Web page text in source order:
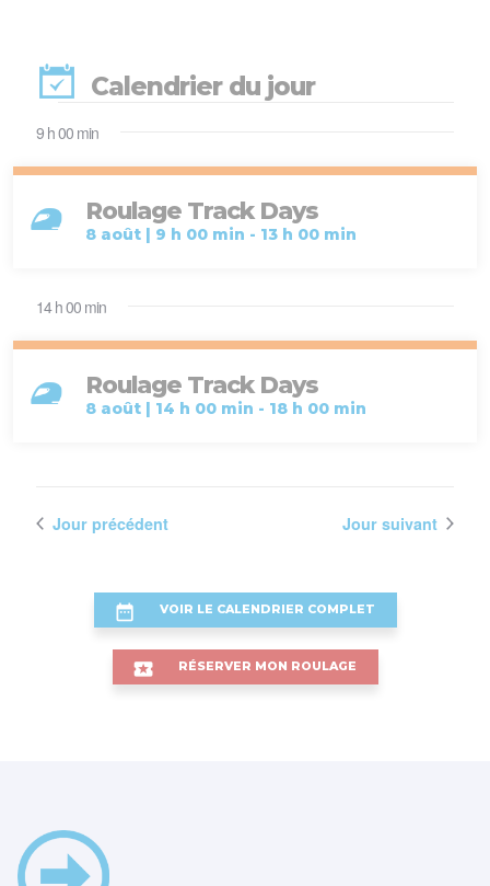
Calendrier du jour
Évènements
for
8
2026
9 h 00 min
Roulage Track Days
8 août | 9 h 00 min - 13 h 00 min
14 h 00 min
Roulage Track Days
8 août | 14 h 00 min - 18 h 00 min
Jour précédent Jour suivant
VOIR LE CALENDRIER COMPLET
RÉSERVER MON ROULAGE